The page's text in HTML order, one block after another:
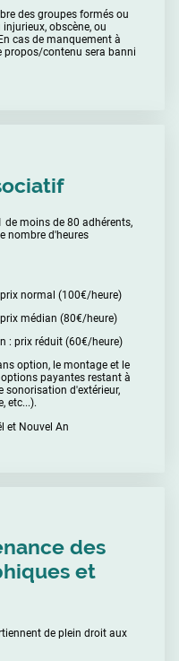
des groupes formés ou
obscène, ou
cas de manquement à
propos/contenu sera banni
moins de 80 adhérents,
nombre d'heures
normal (100€/heure)
médian (80€/heure)
: prix réduit (60€/heure)
option, le montage et le
payantes restant à
sonorisation d'extérieur,
etc...).
et Nouvel An
des
et
de plein droit aux